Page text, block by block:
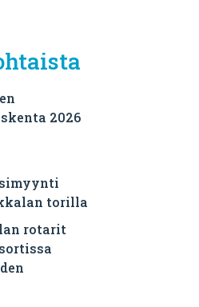
2026
torilla
rotarit